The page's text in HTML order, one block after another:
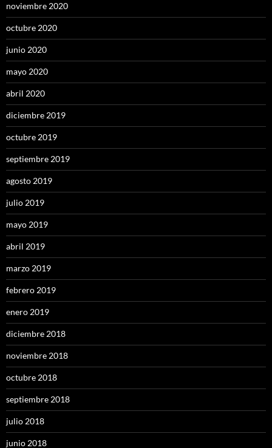
noviembre 2020
octubre 2020
junio 2020
mayo 2020
abril 2020
diciembre 2019
octubre 2019
septiembre 2019
agosto 2019
julio 2019
mayo 2019
abril 2019
marzo 2019
febrero 2019
enero 2019
diciembre 2018
noviembre 2018
octubre 2018
septiembre 2018
julio 2018
junio 2018